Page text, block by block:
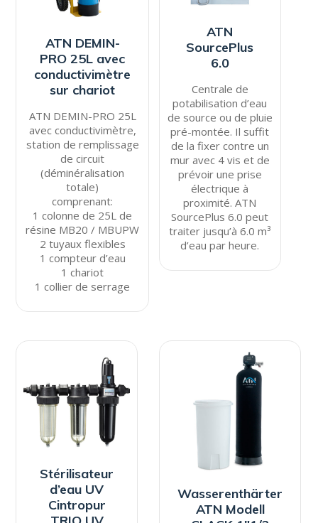
PRO 25L avec
conductivimètre
sur chariot
ATN DEMIN-PRO 25L
avec conductivimètre,
station de remplissage
(déminéralisation
totale)
comprenant:
1 colonne de 25L de
résine MB20 / MBUPW
2 tuyaux flexibles
1 compteur d’eau
1 chariot
1 collier de serrage
6.0
Centrale de
potabilisation d’eau
de source ou de pluie
de la fixer contre un
mur avec 4 vis et de
prévoir une prise
électrique à
proximité. ATN
SourcePlus 6.0 peut
traiter jusqu’à 6.0 m³
d’eau par heure.
Stérilisateur
d’eau UV
Cintropur
TRIO UV
40W
Stérilisateur d’eau
Wasserenthärter
ATN Modell
CLACK 1″1/2
Biblock
Volumetrisch /